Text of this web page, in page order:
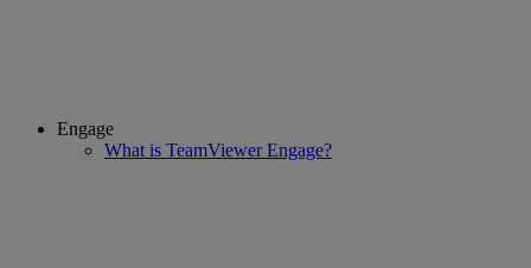
Engage
What is TeamViewer Engage?